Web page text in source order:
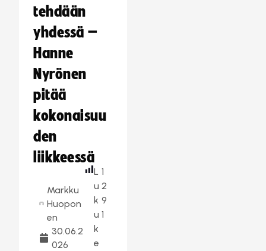
tehdään
yhdessä –
Hanne
Nyrönen
pitää
kokonaisuu
den
liikkeessä
Markku
Huopon
en
30.06.2
026
L
u
k
u
k
e
1
2
9
1